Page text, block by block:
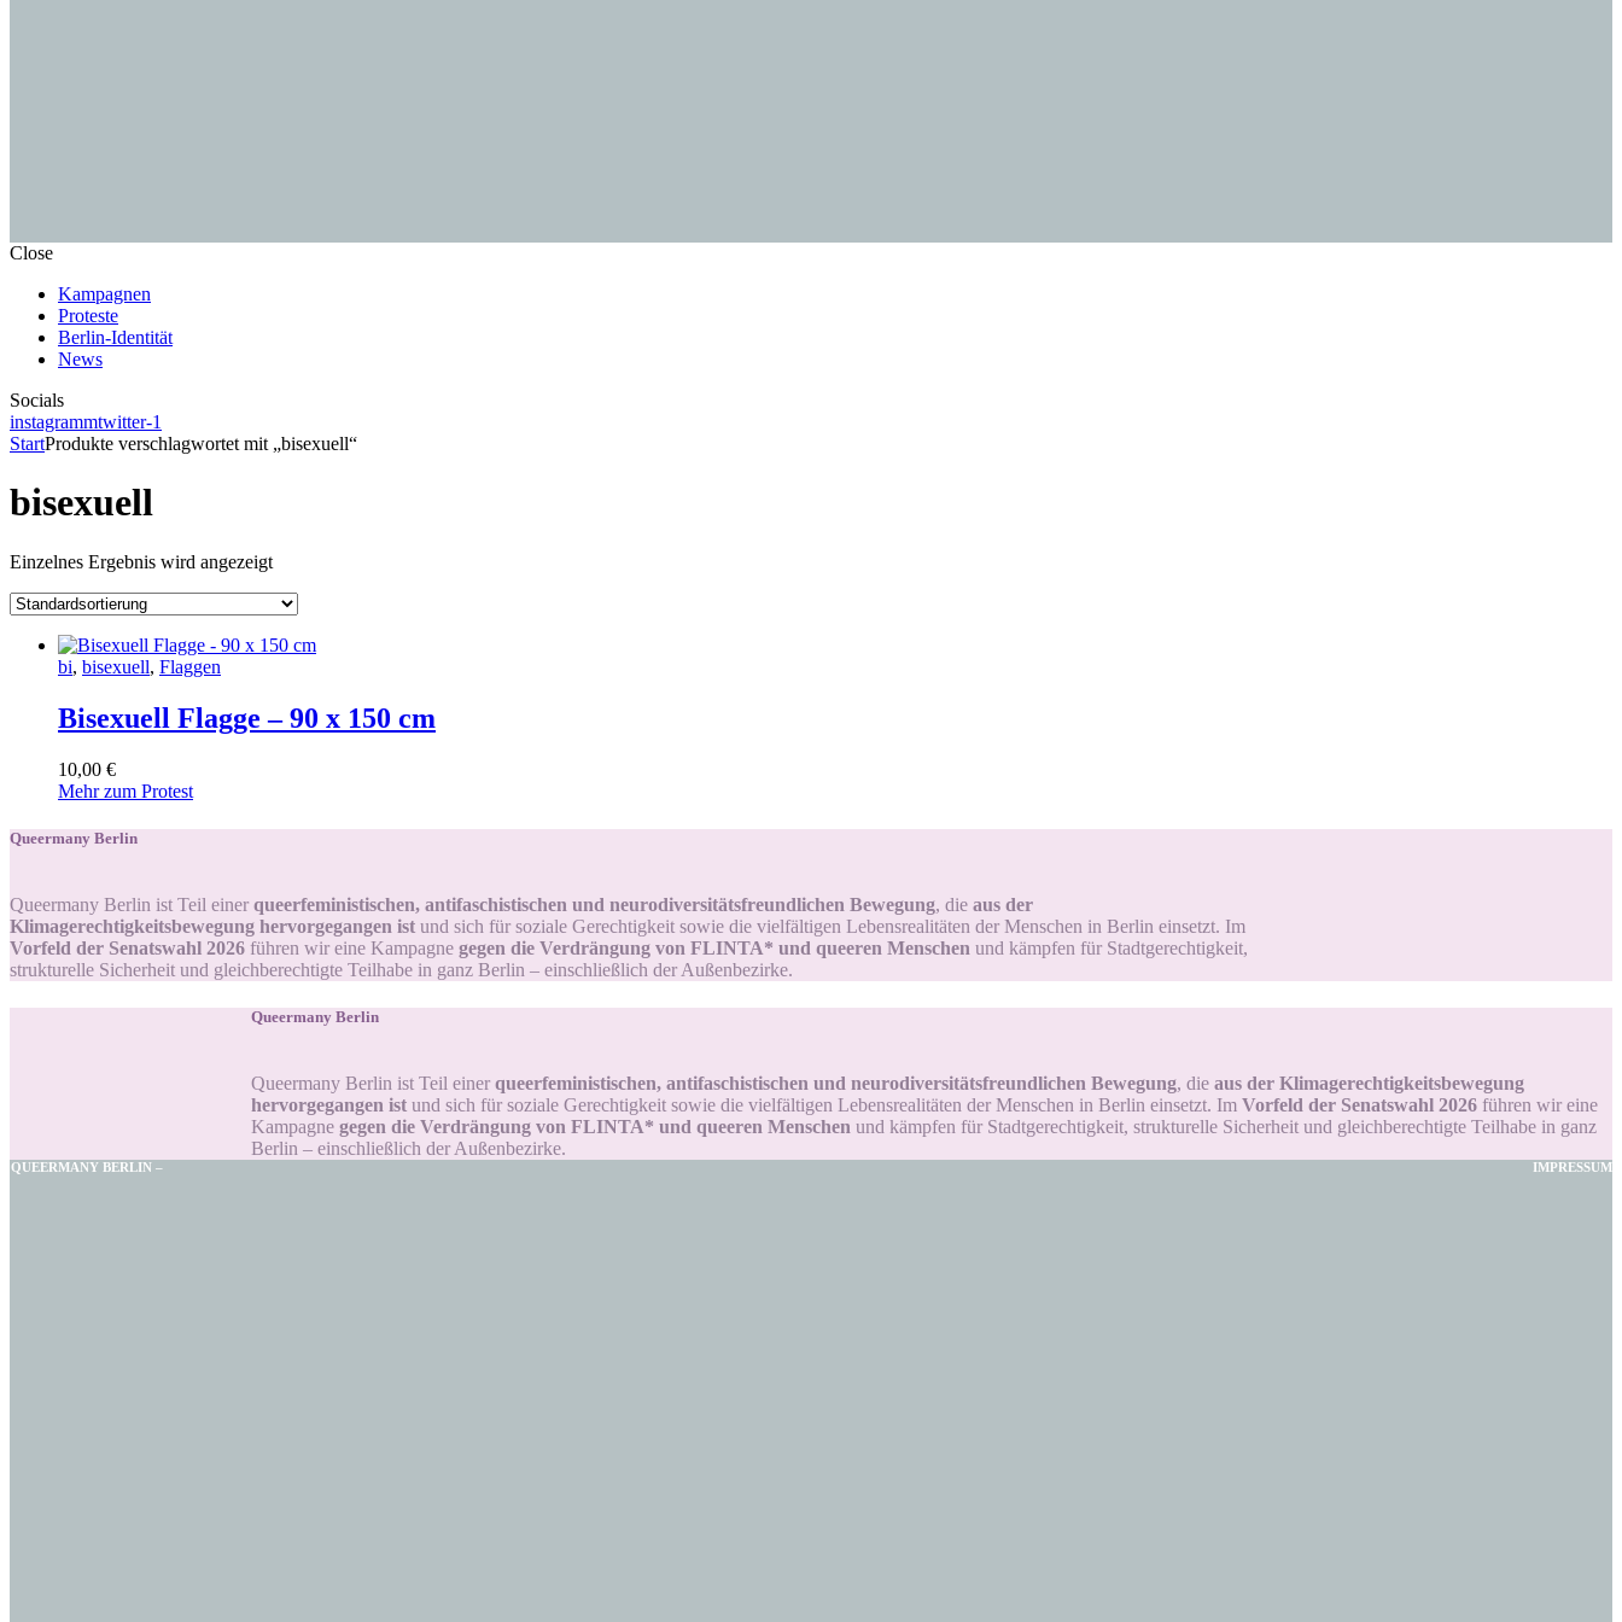
Close
Kampagnen
Proteste
Berlin-Identität
News
Socials
instagrammtwitter-1
StartProdukte verschlagwortet mit „bisexuell“
bisexuell
Einzelnes Ergebnis wird angezeigt
bi, bisexuell, Flaggen
Bisexuell Flagge – 90 x 150 cm
10,00 €
Mehr zum Protest
Queermany Berlin
Queermany Berlin ist Teil einer queerfeministischen, antifaschistischen und neurodiversitätsfreundlichen Bewegung, die aus der
Klimagerechtigkeitsbewegung hervorgegangen ist und sich für soziale Gerechtigkeit sowie die vielfältigen Lebensrealitäten der Menschen in Berlin einsetzt. Im
Vorfeld der Senatswahl 2026 führen wir eine Kampagne gegen die Verdrängung von FLINTA* und queeren Menschen und kämpfen für Stadtgerechtigkeit,
strukturelle Sicherheit und gleichberechtigte Teilhabe in ganz Berlin – einschließlich der Außenbezirke.
Queermany Berlin
Queermany Berlin ist Teil einer queerfeministischen, antifaschistischen und neurodiversitätsfreundlichen Bewegung, die aus der Klimagerechtigkeitsbewegung
hervorgegangen ist und sich für soziale Gerechtigkeit sowie die vielfältigen Lebensrealitäten der Menschen in Berlin einsetzt. Im Vorfeld der Senatswahl 2026 führen wir eine
Kampagne gegen die Verdrängung von FLINTA* und queeren Menschen und kämpfen für Stadtgerechtigkeit, strukturelle Sicherheit und gleichberechtigte Teilhabe in ganz
Berlin – einschließlich der Außenbezirke.
QUEERMANY BERLIN – IMPRESSUM